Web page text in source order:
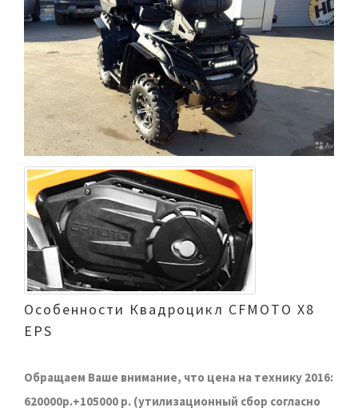
Особенности Квадроцикл CFMOTO X8
EPS
Обращаем Ваше внимание, что цена на технику 2016:
620000р.+105000 р. (утилизационный сбор согласно